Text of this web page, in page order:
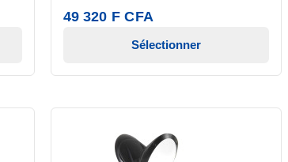
49 320 F CFA
Sélectionner